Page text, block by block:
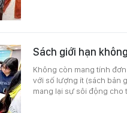
Sách giới hạn
Không còn mang tính
với số lượng ít (sách bản
mang lại sự sôi động